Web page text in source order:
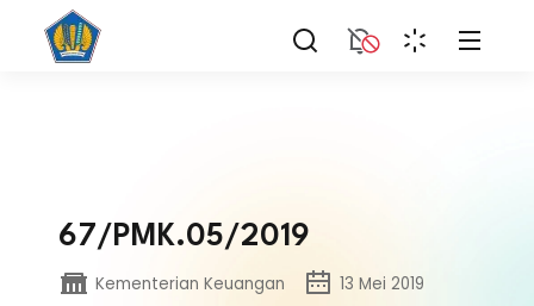
67/PMK.05/2019
Kementerian Keuangan
13 Mei 2019